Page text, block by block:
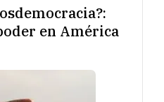
en América